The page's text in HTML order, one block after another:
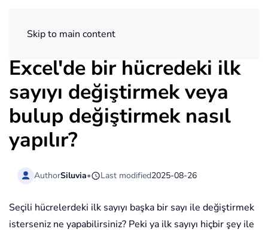
Skip to main content
Excel'de bir hücredeki ilk
sayıyı değiştirmek veya
bulup değiştirmek nasıl
yapılır?
AuthorSiluvia• Last modified2025-08-26
Seçili hücrelerdeki ilk sayıyı başka bir sayı ile değiştirmek
isterseniz ne yapabilirsiniz? Peki ya ilk sayıyı hiçbir şey ile